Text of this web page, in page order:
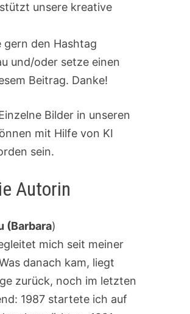
unsere kreative
gern den Hashtag
und/oder setze einen
Beitrag. Danke!
Bilder in unseren
mit Hilfe von KI
sein.
Autorin
(Barbara)
mich seit meiner
danach kam, liegt
zurück, noch im letzten
1987 startete ich auf